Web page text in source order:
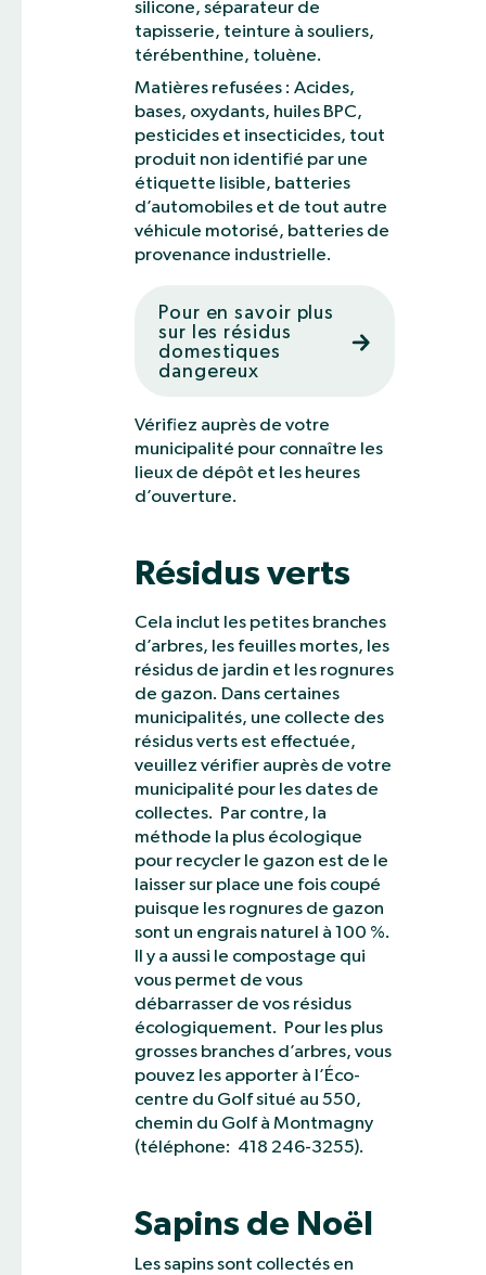
silicone, séparateur de
tapisserie, teinture à souliers,
térébenthine, toluène.
Matières refusées : Acides,
bases, oxydants, huiles BPC,
pesticides et insecticides, tout
produit non identifié par une
étiquette lisible, batteries
d’automobiles et de tout autre
véhicule motorisé, batteries de
provenance industrielle.
Pour en savoir plus
sur les résidus
domestiques
dangereux
Vérifiez auprès de votre
municipalité pour connaître les
lieux de dépôt et les heures
d’ouverture.
Résidus verts
Cela inclut les petites branches
d’arbres, les feuilles mortes, les
résidus de jardin et les rognures
de gazon. Dans certaines
municipalités, une collecte des
résidus verts est effectuée,
veuillez vérifier auprès de votre
municipalité pour les dates de
collectes. Par contre, la
méthode la plus écologique
pour recycler le gazon est de le
laisser sur place une fois coupé
puisque les rognures de gazon
sont un engrais naturel à 100 %.
Il y a aussi le compostage qui
vous permet de vous
débarrasser de vos résidus
écologiquement. Pour les plus
grosses branches d’arbres, vous
pouvez les apporter à l’Éco-
centre du Golf situé au 550,
chemin du Golf à Montmagny
(téléphone: 418 246-3255).
Sapins de Noël
Les sapins sont collectés en